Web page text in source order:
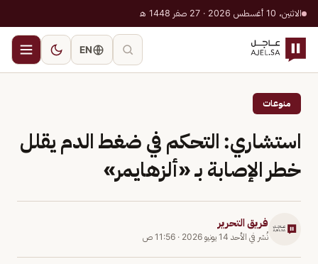
الاثنين، 10 أغسطس 2026 · 27 صفر 1448 هـ
EN
منوعات
استشاري: التحكم في ضغط الدم يقلل
خطر الإصابة بـ «ألزهايمر»
فريق التحرير
نُشر في الأحد 14 يونيو 2026 · 11:56 ص